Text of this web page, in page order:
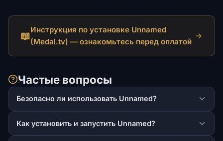
📖
Инструкция по установке Unnamed
(Medal.tv) — ознакомьтесь перед оплатой
→
Частые вопросы
Безопасно ли использовать Unnamed?
Как установить и запустить Unnamed?